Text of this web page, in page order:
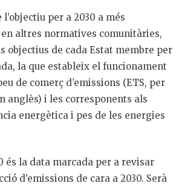
per a 2030 a més
altres normatives comunitàries,
objectius de cada Estat membre per
la que estableix el funcionament
de comerç d’emissions (ETS, per
anglès) i les corresponents als
energètica i pes de les energies
és la data marcada per a revisar
d’emissions de cara a 2030. Serà